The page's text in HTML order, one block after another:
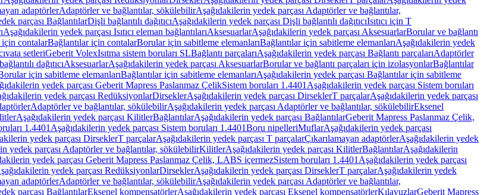
adaptörlerAdaptörler ve bağlantılar, sökülebilirAşağıdakilerin yedek parçası Adaptörler ve bağlantılar,
parçası BağlantılarDişli bağlantılı dağıtıcıAşağıdakilerin yedek parçası Dişli bağlantılı dağıtıcıIsıtıcı için T
Aşağıdakilerin yedek parçası Isıtıcı eleman bağlantılarıAksesuarlarAşağıdakilerin yedek parçası AksesuarlarBorular ve bağlantı
için contalarBağlantılar için contalarBorular için sabitleme elemanlarıBağlantılar için sabitleme elemanlarıAşağıdakilerin yedek
setleriGeberit VolexIsıtma sistem boruları SLBağlantı parçalarıAşağıdakilerin yedek parçası Bağlantı parçalarıAdaptörler
dağıtıcıAksesuarlarAşağıdakilerin yedek parçası AksesuarlarBorular ve bağlantı parçaları için izolasyonlarBağlantılar
için sabitleme elemanlarıBağlantılar için sabitleme elemanlarıAşağıdakilerin yedek parçası Bağlantılar için sabitleme
yedek parçası Geberit Mapress Paslanmaz ÇelikSistem boruları 1.4401 Aşağıdakilerin yedek parçası Sistem boruları
yedek parçası RedüksiyonlarDirseklerAşağıdakilerin yedek parçası DirseklerT parçalarAşağıdakilerin yedek parçası
Adaptörler ve bağlantılar, sökülebilirAşağıdakilerin yedek parçası Adaptörler ve bağlantılar, sökülebilirEksenel
Aşağıdakilerin yedek parçası KilitlerBağlantılarAşağıdakilerin yedek parçası BağlantılarGeberit Mapress Paslanmaz Çelik,
1.4401 Aşağıdakilerin yedek parçası Sistem boruları 1.4401Boru nipelleriMuflarAşağıdakilerin yedek parçası
yedek parçası DirseklerT parçalarAşağıdakilerin yedek parçası T parçalarÇıkarılamayan adaptörlerAşağıdakilerin yedek
yedek parçası Adaptörler ve bağlantılar, sökülebilirKilitlerAşağıdakilerin yedek parçası KilitlerBağlantılarAşağıdakilerin
yedek parçası Geberit Mapress Paslanmaz Çelik, LABS içermezSistem boruları 1.4401 Aşağıdakilerin yedek parçası
yedek parçası RedüksiyonlarDirseklerAşağıdakilerin yedek parçası DirseklerT parçalarAşağıdakilerin yedek
adaptörlerAdaptörler ve bağlantılar, sökülebilirAşağıdakilerin yedek parçası Adaptörler ve bağlantılar,
parçası BağlantılarEksenel kompensatörlerAşağıdakilerin yedek parçası Eksenel kompensatörlerKılavuzlarGeberit Mapress